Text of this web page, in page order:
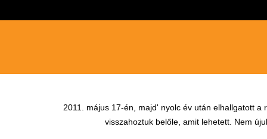
2011. május 17-én, majd' nyolc év után elhallgatott
visszahoztuk belőle, amit lehetett. Nem